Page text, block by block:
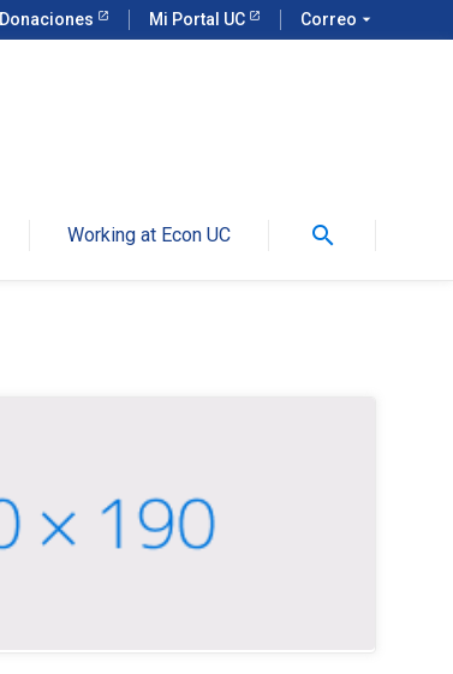
Donaciones Mi Portal UC Correo arrow_drop_down
Working at Econ UC search